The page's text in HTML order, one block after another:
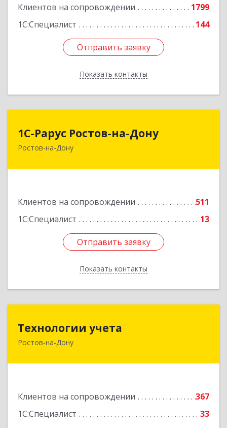
Клиентов на сопровождении
1799
1С:Специалист
144
Отправить заявку
Показать контакты
Отправить заявку
Назад
1С-Рарус Ростов-на-Дону
Ростов-на-Дону
Клиентов на сопровождении
511
1С:Специалист
13
Отправить заявку
Показать контакты
344002, Ростовская обл, г.о. город Ростов-на-
Подробнее
Отправить заявку
Назад
Технологии учета
Ростов-на-Дону
Клиентов на сопровождении
367
1С:Специалист
33
344064, Ростовская обл, Ростов-на-Дону г,